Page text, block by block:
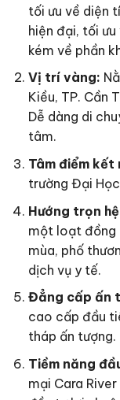
tối ưu về diện
hiện đại, tối
kém về phần
Vị trí vàng:
Kiều, TP. Cần
Dễ dàng di
tâm.
Tâm điểm kết
trường Đại
Hướng trọn
một loạt đồng
mùa, phố
dịch vụ y tế.
Đẳng cấp ấn
cao cấp đầu
tháp ấn tượng.
Tiềm năng
mại Cara